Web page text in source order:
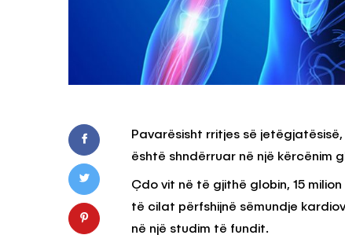
Pavarësisht rritjes së
është shndërruar në një kërcënim
Çdo vit në të gjithë globin, 15
të cilat përfshijnë sëmundje
në një studim të fundit.Pse Nuk Duhet